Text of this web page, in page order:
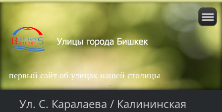
первый сайт об улицах нашей столицы
Ул. С. Каралаева / Калининская